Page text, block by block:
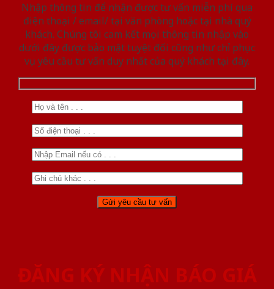
Nhập thông tin để nhận được tư vấn miễn phí qua
điện thoại / email/ tại văn phòng hoặc tại nhà quý
khách. Chúng tôi cam kết mọi thông tin nhập vào
dưới đây được bảo mật tuyệt đối cũng như chỉ phục
vụ yêu cầu tư vấn duy nhất của quý khách tại đây.
ĐĂNG KÝ NHẬN BÁO GIÁ